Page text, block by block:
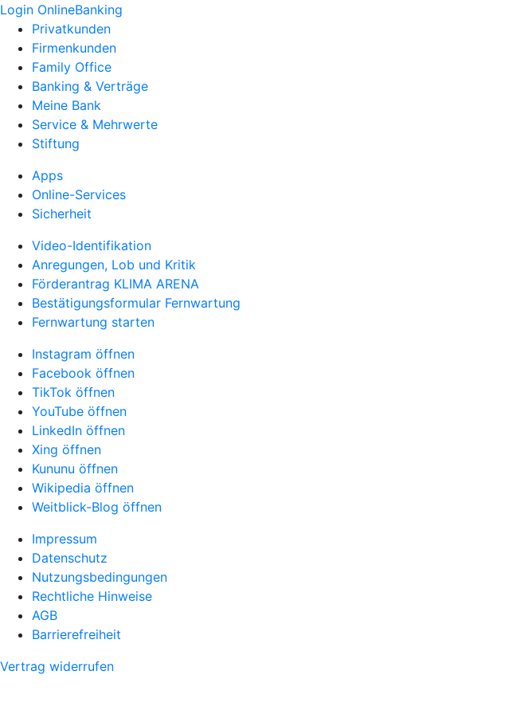
Login OnlineBanking
Privatkunden
Firmenkunden
Family Office
Banking & Verträge
Meine Bank
Service & Mehrwerte
Stiftung
Apps
Online-Services
Sicherheit
Video-Identifikation
Anregungen, Lob und Kritik
Förderantrag KLIMA ARENA
Bestätigungsformular Fernwartung
Fernwartung starten
Instagram öffnen
Facebook öffnen
TikTok öffnen
YouTube öffnen
LinkedIn öffnen
Xing öffnen
Kununu öffnen
Wikipedia öffnen
Weitblick-Blog öffnen
Impressum
Datenschutz
Nutzungsbedingungen
Rechtliche Hinweise
AGB
Barrierefreiheit
Vertrag widerrufen